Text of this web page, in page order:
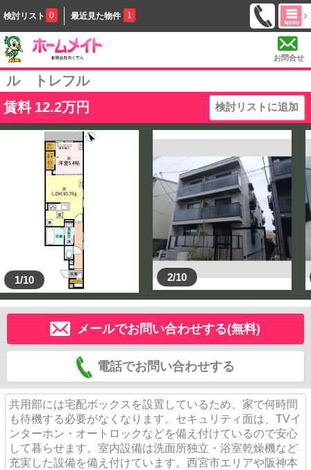
検討リスト 0 最近見た物件 1
お問合せ
ル トレフル
賃料 12.2万円 検討リストに追加
1/10 2/10
メールでお問い合わせする(無料)
電話でお問い合わせする
共用部には宅配ボックスを設置しているため、家で何時間
も待機する必要がなくなります。セキュリティ面は、TVイ
ンターホン・オートロックなどを備え付けているので安心
して暮らせます。室内設備は洗面所独立・浴室乾燥機など
充実した設備を備え付けています。西宮市エリアや阪神本